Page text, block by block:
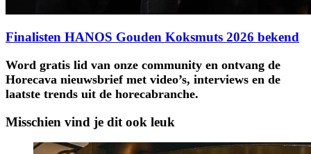
Finalisten HANOS Gouden Koksmuts 2026 bekend
Word gratis lid van onze community en ontvang de
Horecava nieuwsbrief met video’s, interviews en de
laatste trends uit de horecabranche.
Misschien vind je dit ook leuk